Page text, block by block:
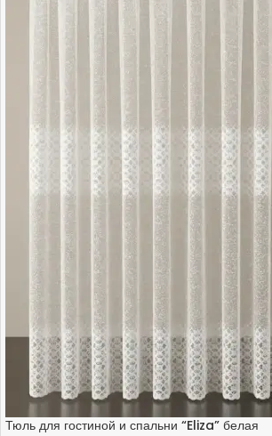
Тюль для гостиной и спальни “Eliza” белая